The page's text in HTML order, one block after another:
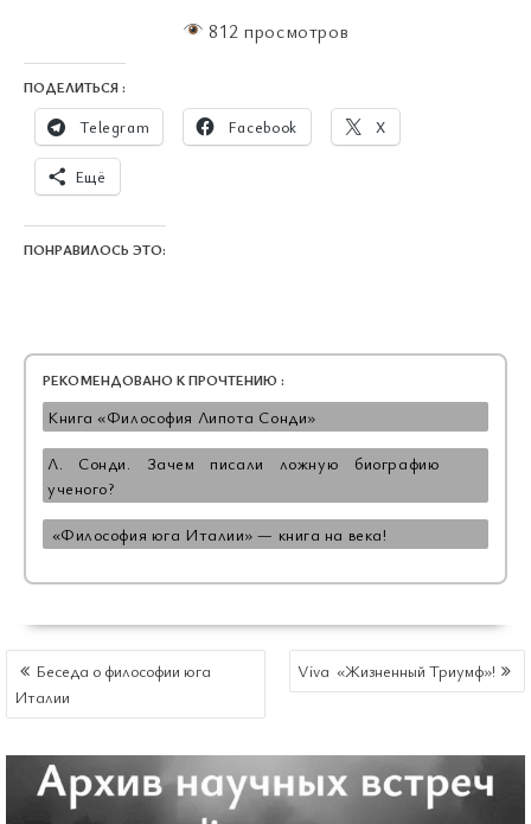
812 просмотров
ПОДЕЛИТЬСЯ :
Telegram Facebook X
Ещё
ПОНРАВИЛОСЬ ЭТО:
РЕКОМЕНДОВАНО К ПРОЧТЕНИЮ :
Книга «Философия Липота Сонди»
Л. Сонди. Зачем писали ложную биографию
ученого?
«Философия юга Италии» — книга на века!
НАВИГАЦИЯ
ПО
ЗАПИСЯМ
Беседа о философии юга
Италии
Viva «Жизненный Триумф»!